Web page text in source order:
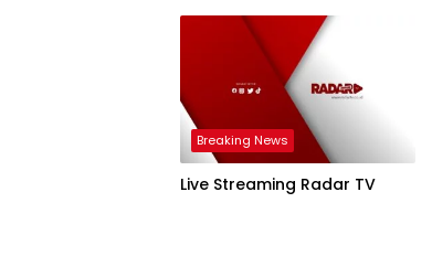
Breaking News
Live Streaming Radar TV